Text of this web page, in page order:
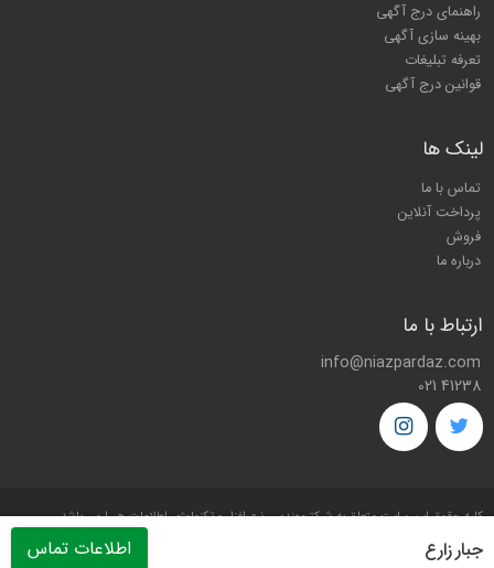
جبار زارع اطلاعات تماس
راهنمای درج آگهی
بهینه سازی آگهی
تعرفه تبلیغات
قوانین درج آگهی
لینک ها
تماس با ما
پرداخت آنلاین
فروش
درباره ما
ارتباط با ما
info@niazpardaz.com
021 41238
کليه حقوق اين سايت متعلق به شرکتمهندسی نرم افزار و تکنولوژی اطلاعات هیرامی باشد.
Copyright © 2026 by Hira